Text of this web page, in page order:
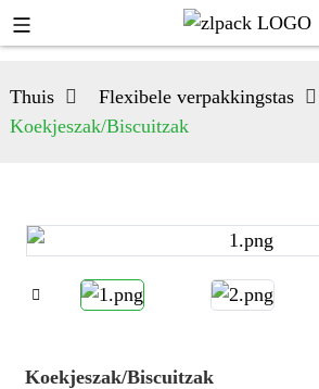
Thuis
Flexibele verpakkingstas
Koekjeszak/Biscuitzak
Koekjeszak/Biscuitzak